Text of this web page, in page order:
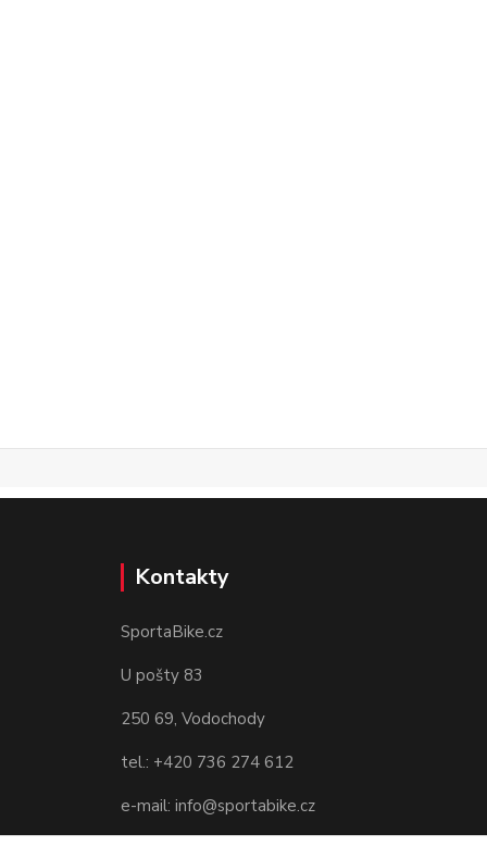
Kontakty
SportaBike.cz
U pošty 83
250 69, Vodochody
tel.: +420 736 274 612
e-mail: info@sportabike.cz